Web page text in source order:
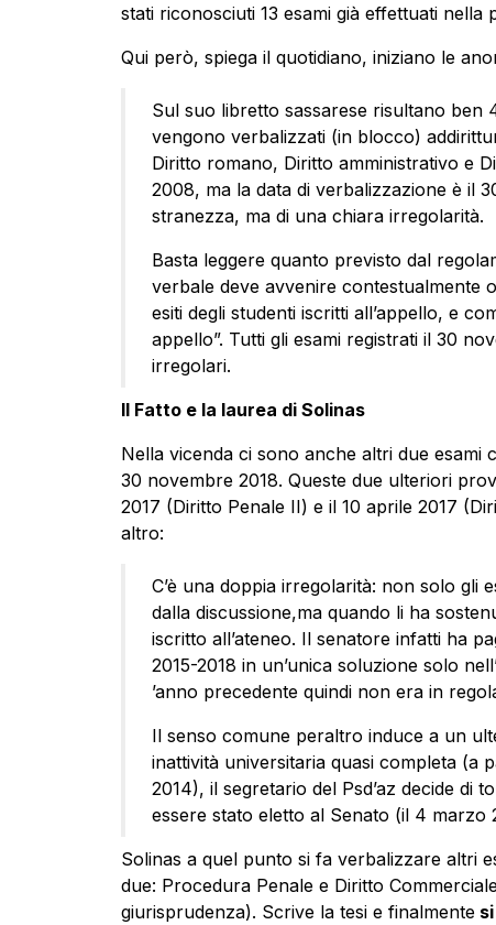
stati riconosciuti 13 esami già effettuati
Qui però, spiega il quotidiano, iniziano le
Sul suo libretto sassarese risultano ben
vengono verbalizzati (in blocco)
Diritto romano, Diritto amministrativo e
2008, ma la data di verbalizzazione è il
stranezza, ma di una chiara irregolarità.
Basta leggere quanto previsto dal
verbale deve avvenire contestualmente
esiti degli studenti iscritti all’appello, e
appello”. Tutti gli esami registrati il 30
irregolari.
Il Fatto e la laurea di Solinas
Nella vicenda ci sono anche altri due esami
30 novembre 2018. Queste due ulteriori
2017 (Diritto Penale II) e il 10 aprile 2017
altro:
C’è una doppia irregolarità: non solo gli
dalla discussione,ma quando li ha
iscritto all’ateneo. Il senatore infatti ha
2015-2018 in un’unica soluzione solo
’anno precedente quindi non era in
Il senso comune peraltro induce a un
inattività universitaria quasi completa (a
2014), il segretario del Psd’az decide di
essere stato eletto al Senato (il 4 marzo
Solinas a quel punto si fa verbalizzare altri
due: Procedura Penale e Diritto
giurisprudenza). Scrive la tesi e finalmentesi